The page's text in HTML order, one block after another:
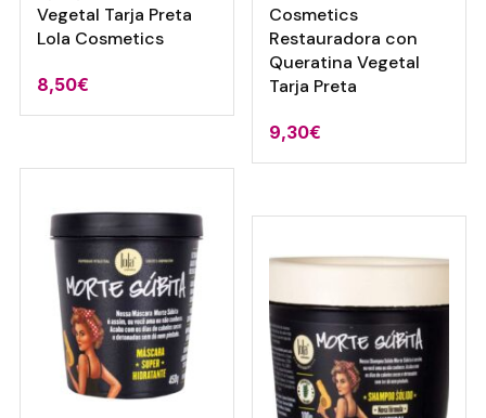
Vegetal Tarja Preta
Lola Cosmetics
8,50€
Cosmetics
Restauradora con
Queratina Vegetal
Tarja Preta
9,30€